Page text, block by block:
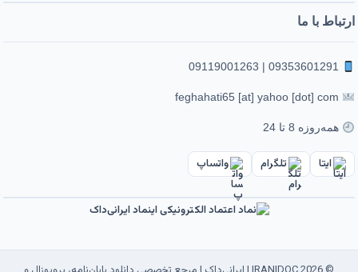
ارتباط با ما
همه‌روزه 8 تا 24
ایتا تلگرام واتساپ